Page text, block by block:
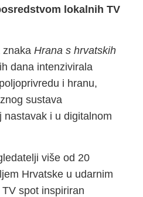
lokalnih TV
znaka Hrana s hrvatskih
dana intenzivirala
i hranu,
sustava
i u digitalnom
više od 20
Hrvatske u udarnim
spot inspiriran